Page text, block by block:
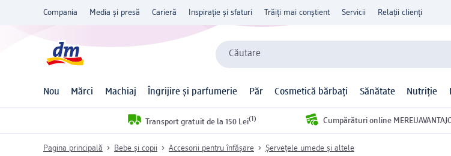
Compania Media și presă Carieră Inspirație și sfaturi Trăiți mai conștient Servicii Relații clienți
Căutare
Nou Mărci Machiaj Îngrijire și parfumerie Păr Cosmetică bărbați Sănătate Nutriție
Transport gratuit de la 150 Lei(1) Cumpărături online
Pagina principală Bebe și copii Accesorii pentru înfășare Șervețele umede și altele